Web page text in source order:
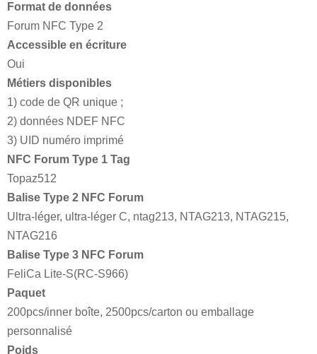
Format de données
Forum NFC Type 2
Accessible en écriture
Oui
Métiers disponibles
1) code de QR unique ;
2) données NDEF NFC
3) UID numéro imprimé
NFC Forum Type 1 Tag
Topaz512
Balise Type 2 NFC Forum
Ultra-léger, ultra-léger C, ntag213, NTAG213, NTAG215,
NTAG216
Balise Type 3 NFC Forum
FeliCa Lite-S(RC-S966)
Paquet
200pcs/inner boîte, 2500pcs/carton ou emballage
personnalisé
Poids